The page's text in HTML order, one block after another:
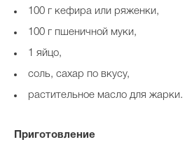
100 г кефира или ряженки,
100 г пшеничной муки,
1 яйцо,
соль, сахар по вкусу,
растительное масло для жарки.
Приготовление